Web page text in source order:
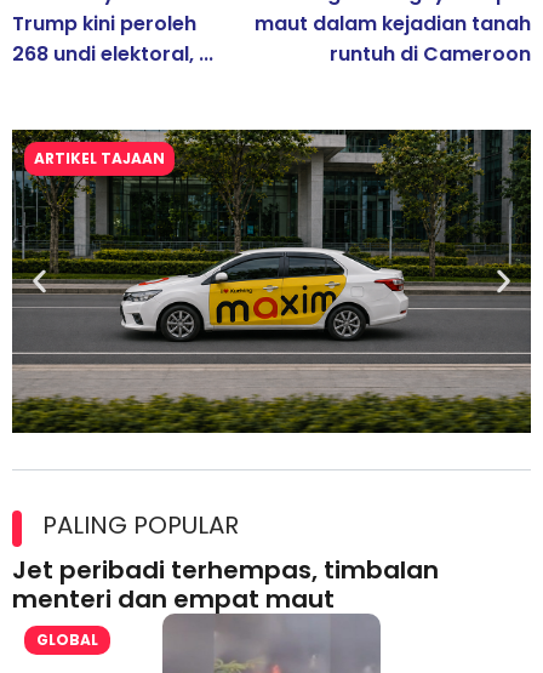
Trump kini peroleh
268 undi elektoral, ...
maut dalam kejadian tanah
runtuh di Cameroon
ARTIKEL TAJAAN
lesen separuh pertama 2026
PALING POPULAR
Jet peribadi terhempas, timbalan
menteri dan empat maut
GLOBAL